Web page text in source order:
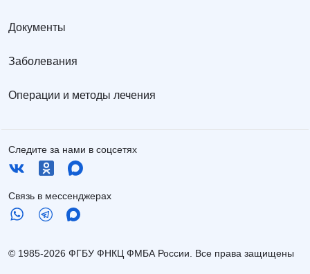
Документы
Заболевания
Операции и методы лечения
Следите за нами в соцсетях
Связь в мессенджерах
© 1985-2026 ФГБУ ФНКЦ ФМБА России. Все права защищены